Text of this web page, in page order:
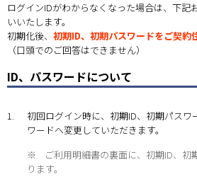
ログインIDがわからなくなった場合は、下記
いいたします。
初期化後、 初期ID、初期パスワードをご契約
（口頭でのご回答はできません）
ID、パスワードについて
1.
初回ログイン時に、初期ID、初期パスワ
ワードへ変更していただきます。
※
ご利用明細書の裏面に、初期ID、初
ります。